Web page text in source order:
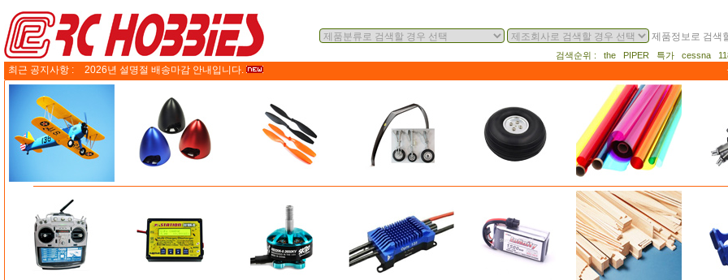
제품정보로 검색
검색순위 : the PIPER 특가 cessna
최근 공지사항 : 2026년 설명절 배송마감 안내입니다.